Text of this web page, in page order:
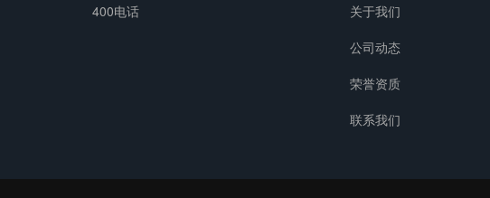
400电话
关于我们
公司动态
荣誉资质
联系我们